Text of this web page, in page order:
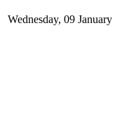
Wednesday, 09